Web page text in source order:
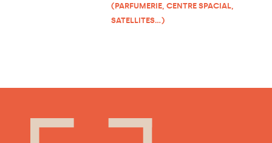
(PARFUMERIE, CENTRE SPACIAL,
SATELLITES…)